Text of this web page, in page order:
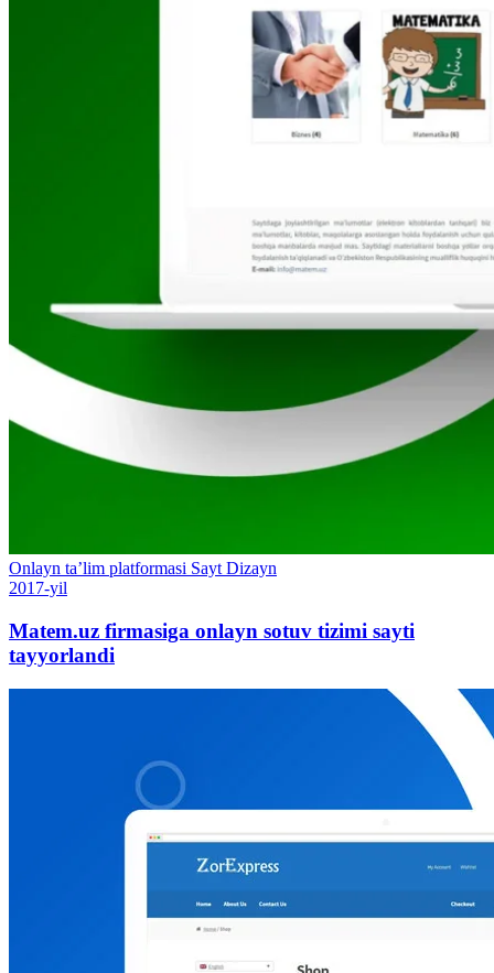
Onlayn ta’lim platformasi SaytDizayn
2017-yil
Matem.uz firmasiga onlayn sotuv tizimi sayti
tayyorlandi